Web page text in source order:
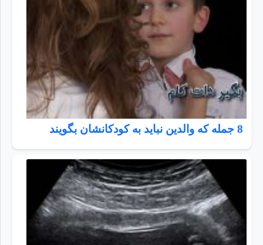
8 جمله که والدین نباید به کودکانشان بگویند